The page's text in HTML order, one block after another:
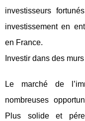
investisseurs
investissement en
en France.
Investir dans des
Le marché de
nombreuses
Plus solide et